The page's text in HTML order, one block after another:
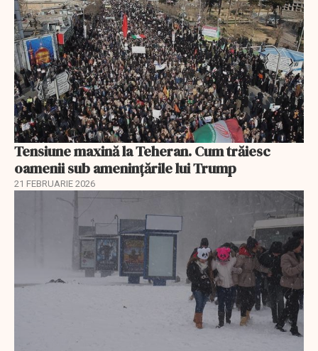
Tensiune maxină la Teheran. Cum trăiesc
oamenii sub amenințările lui Trump
21 FEBRUARIE 2026